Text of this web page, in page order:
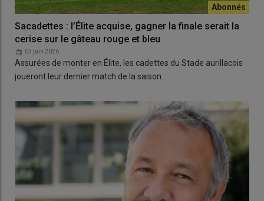
Sacadettes : l’Élite acquise, gagner la finale serait la
cerise sur le gâteau rouge et bleu
05 juin 2026
Assurées de monter en Élite, les cadettes du Stade aurillacois
joueront leur dernier match de la saison…